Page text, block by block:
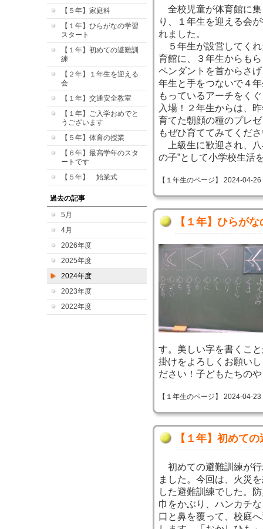
【５年】家庭科
【１年】ひらがなの学習
スタート
【１年】初めての避難訓
練
【２年】１年生を迎える
会
【１年】交通安全教室
【１年】ご入学おめでと
うございます
【５年】体育の授業
【６年】最高学年のスタ
ートです
【５年】 始業式
過去の記事
5月
4月
2026年度
2025年度
2024年度
2023年度
2022年度
全校児童が体育館に
り、１年生を迎える会
れました。
５年生が設営してくれ
育館に、３年生からも
ペンダントを首からさ
年生と手をつないで４
もっているアーチをく
入場！２年生からは、
育てた朝顔の種のプレ
もぜひ育ててみてくだ
上級生に歓迎され、八
の子”として小学校生活
【１年生のページ】 2024-04-
【１年】ひらが
す。美しい字を書くこ
掛けをよろしくお願い
ださい！子どもたちの
【１年生のページ】 2024-04-
【１年】初めて
初めての避難訓練が行
ました。今回は、火災
した避難訓練でした。
巾をかぶり、ハンカチ
口と鼻を覆って、校庭